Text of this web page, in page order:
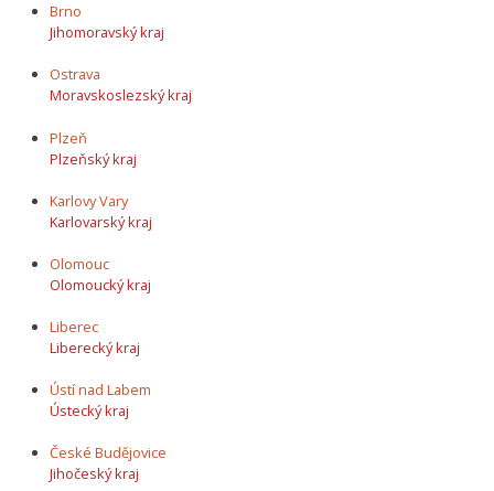
Brno
Jihomoravský kraj
Ostrava
Moravskoslezský kraj
Plzeň
Plzeňský kraj
Karlovy Vary
Karlovarský kraj
Olomouc
Olomoucký kraj
Liberec
Liberecký kraj
Ústí nad Labem
Ústecký kraj
České Budějovice
Jihočeský kraj